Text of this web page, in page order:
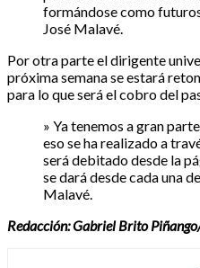
formándose como
José Malavé.
Por otra parte el dirigente
próxima semana se estará
para lo que será el cobro del
» Ya tenemos a gran
eso se ha realizado a
será debitado desde la
se dará desde cada una
Malavé.
Redacción: Gabriel Brito